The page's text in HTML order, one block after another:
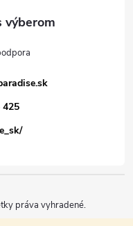
425
práva vyhradené.